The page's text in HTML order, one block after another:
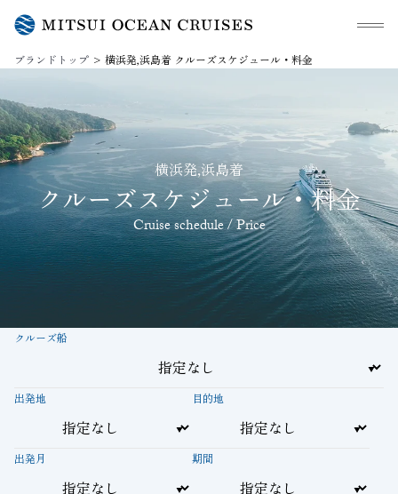
メニュ
ブランドトップ 横浜発,浜島着 クルーズスケジュール・料金
横浜発,浜島着
クルーズスケジュール・料金
Cruise schedule / Price
クルーズ船
出発地 目的地
出発月 期間